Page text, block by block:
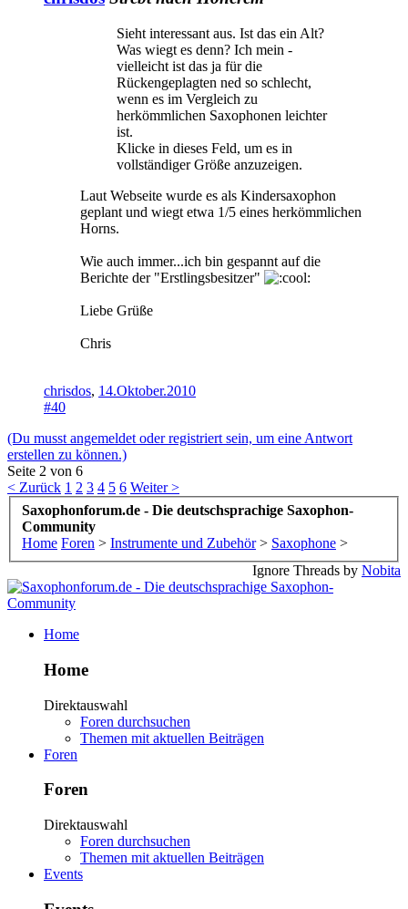
Sieht interessant aus. Ist das ein Alt?
Was wiegt es denn? Ich mein -
vielleicht ist das ja für die
Rückengeplagten ned so schlecht,
wenn es im Vergleich zu
herkömmlichen Saxophonen leichter
ist.
Klicke in dieses Feld, um es in
vollständiger Größe anzuzeigen.
Laut Webseite wurde es als Kindersaxophon
geplant und wiegt etwa 1/5 eines herkömmlichen
Horns.
Wie auch immer...ich bin gespannt auf die
Berichte der "Erstlingsbesitzer"
Liebe Grüße
Chris
chrisdos, 14.Oktober.2010
#40
(Du musst angemeldet oder registriert sein, um eine Antwort
erstellen zu können.)
Seite 2 von 6
< Zurück 1 2 3 4 5 6 Weiter >
Saxophonforum.de - Die deutschsprachige Saxophon-
Community
Home Foren > Instrumente und Zubehör > Saxophone >
Ignore Threads by Nobita
Home
Home
Direktauswahl
Foren durchsuchen
Themen mit aktuellen Beiträgen
Foren
Foren
Direktauswahl
Foren durchsuchen
Themen mit aktuellen Beiträgen
Events